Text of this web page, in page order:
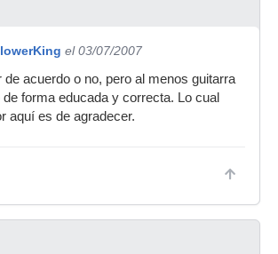
el 03/07/2007
de acuerdo o no, pero al menos guitarra
de forma educada y correcta. Lo cual
aquí es de agradecer.